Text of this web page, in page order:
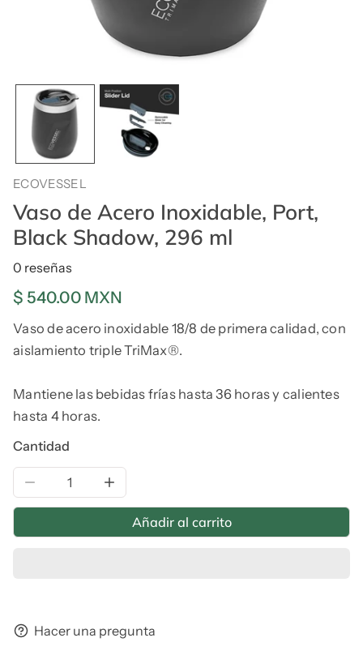
ECOVESSEL
Vaso de Acero Inoxidable, Port,
Black Shadow, 296 ml
0 reseñas
Precio
regular
$ 540.00 MXN
Vaso de acero inoxidable 18/8 de primera calidad, con
aislamiento triple TriMax®.
Mantiene las bebidas frías hasta 36 horas y calientes
hasta 4 horas.
Cantidad
Reducir la cantidad de Vaso de Acero Inoxidable,
Aumentar la cantidad de Vaso de Acero
Añadir al carrito
Hacer una pregunta